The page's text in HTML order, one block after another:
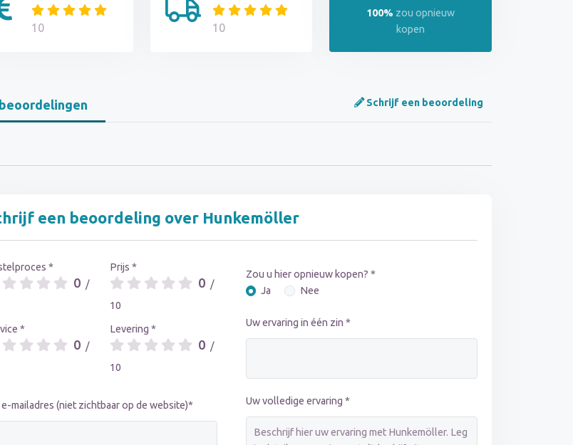
10 10
100% zou opnieuw
kopen
Schrijf een beoordeling
een beoordeling over Hunkemöller
*
0 /
*
0 /
Prijs *
0 /
10
Levering *
0 /
10
e-mailadres (niet zichtbaar op de website)*
Zou u hier opnieuw kopen? *
Ja
Nee
Uw ervaring in één zin *
Uw volledige ervaring *